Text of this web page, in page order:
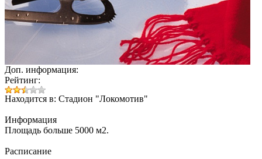
Доп. информация:
Рейтинг:
Находится в: Стадион "Локомотив"
Информация
Площадь больше 5000 м2.
Расписание